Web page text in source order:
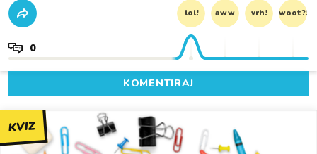
lol! aww vrh! woot?!
0
KOMENTIRAJ
KVIZ